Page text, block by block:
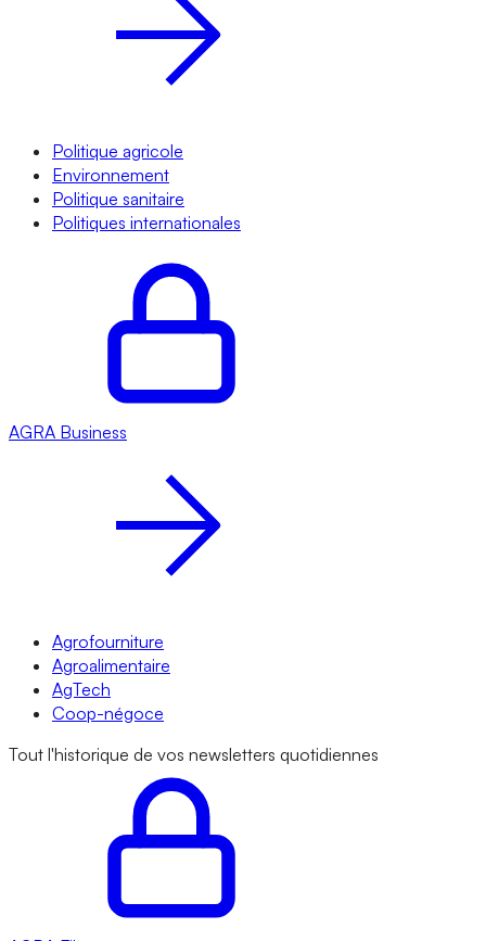
Politique agricole
Environnement
Politique sanitaire
Politiques internationales
AGRA Business
Agrofourniture
Agroalimentaire
AgTech
Coop-négoce
Tout l'historique de vos newsletters quotidiennes